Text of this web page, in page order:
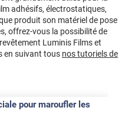
adhésifs, électrostatiques,
produit son matériel de pose
offrez-vous la possibilité de
Luminis Films et
en suivant tous nos tutoriels de
pour maroufler les